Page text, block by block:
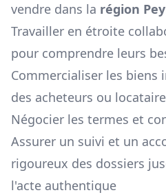
vendre dans la région
Travailler en étroite
pour comprendre leurs
Commercialiser les biens
des acheteurs ou
Négocier les termes et
Assurer un suivi et un
rigoureux des dossiers
l'acte authentique